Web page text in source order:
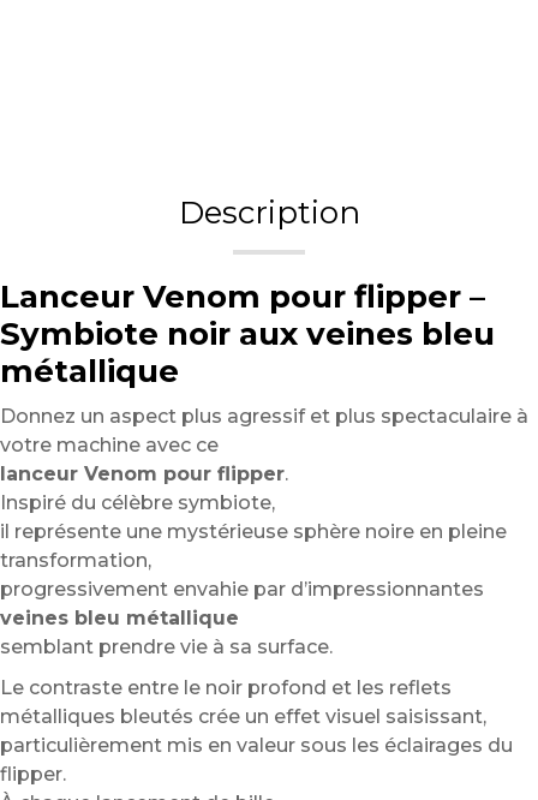
Description
Lanceur Venom pour flipper –
Symbiote noir aux veines bleu
métallique
Donnez un aspect plus agressif et plus spectaculaire à
votre machine avec ce
lanceur Venom pour flipper.
Inspiré du célèbre symbiote,
il représente une mystérieuse sphère noire en pleine
transformation,
progressivement envahie par d’impressionnantes
veines bleu métallique
semblant prendre vie à sa surface.
Le contraste entre le noir profond et les reflets
métalliques bleutés crée un effet visuel saisissant,
particulièrement mis en valeur sous les éclairages du
flipper.